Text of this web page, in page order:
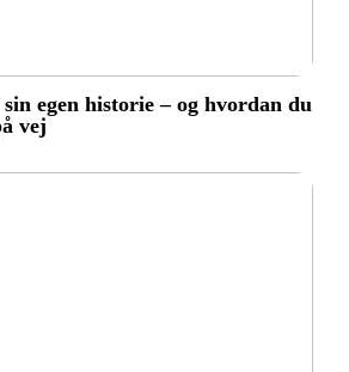
egen historie – og hvordan du
vej